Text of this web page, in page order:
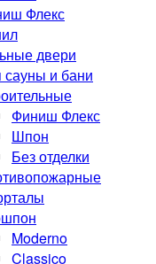
Флекс
двери
сауны и бани
Финиш Флекс
Шпон
Без отделки
Moderno
Classico